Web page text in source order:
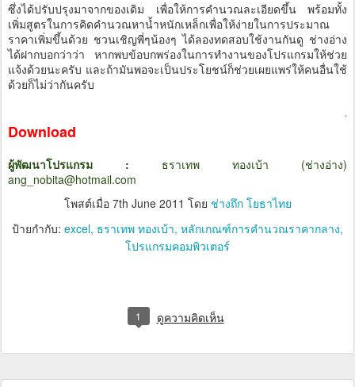
ซึ่งได้ปรับปรุงมาจากของเดิม เพื่อให้การคำนวณละเอียดขึ้น พร้อมทั้ง
เพิ่มสูตรในการคิดคำนวณหาน้ำหนักเหล็กเพื่อให้ง่ายในการประมาณ
ราคาเพิ่มขึ้นด้วย ชวนเชิญพี่ๆน้องๆ ได้ลองทดสอบใช้งานกันดู ช่างอ่าง
ได้ฝากบอกว่าว่า หากพบข้อบกพร่องในการทำงานของโปรแกรมให้ช่วย
แจ้งด้วยนะครับ และถ้ามันพอจะเป็นประโยชน์ก็ช่วยเผยแพร่ให้คนอื่นใช้
ด้วยก็ไม่ว่ากันครับ
Download
ผู้พัฒนาโปรแกรม :
ธราเทพ ทองเบ้า (ช่างอ่าง)
ang_nobita@hotmail.com
โพสต์เมื่อ 7th June 2011 โดย ช่างถึก โยธาไทย
ป้ายกำกับ: excel ธราเทพ ทองเบ้า หลักเกณฑ์การคำนวณราคากลาง
โปรแกรมคอมพิวเตอร์
1 ดูความคิดเห็น